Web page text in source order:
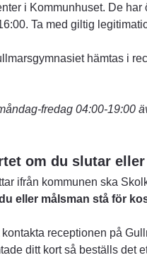
i Kommunhuset. De
Ta med giltig
hämtas i
fredag 04:00-19:00
om du slutar
ifrån kommunen ska
eller målsman stå för
receptionen på
ditt kort så beställs det